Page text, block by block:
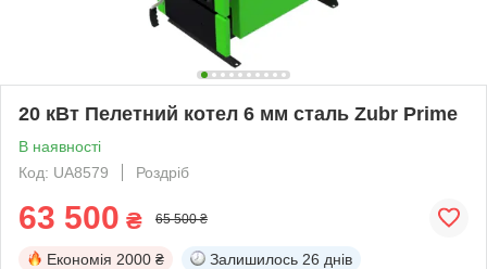
20 кВт Пелетний котел 6 мм сталь Zubr Prime
В наявності
Код: UA8579
Роздріб
63 500 ₴ 65 500 ₴
Економія 2000 ₴ Залишилось 26 днів